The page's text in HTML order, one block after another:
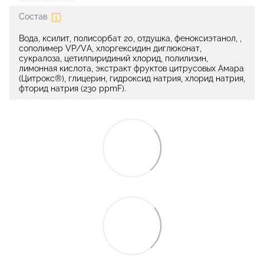
Состав
Вода, ксилит, полисорбат 20, отдушка, феноксиэтанол, ,
сополимер VP/VА, хлоргексидин диглюконат,
сукралоза, цетилпиридиний хлорид, полилизин,
лимонная кислота, экстракт фруктов цитрусовых Амара
(Цитрокс®), глицерин, гидроксид натрия, хлорид натрия,
фторид натрия (230 ppmF).